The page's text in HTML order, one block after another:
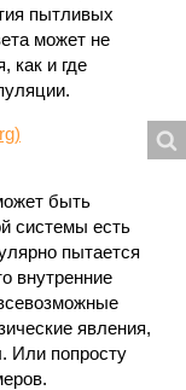
пытливых
может не
как и где
быть
системы есть
пытается
внутренние
явления,
Или попросту